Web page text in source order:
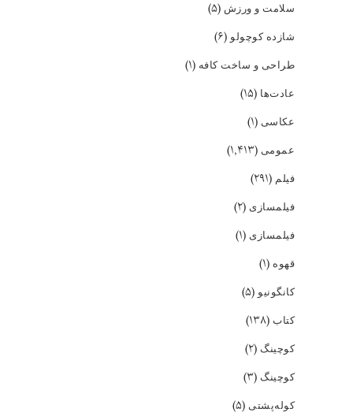
سلامت و ورزش (۵)
شازده کوچولو(۶)
طراحی و ساخت کافه (۱)
عادت‌ها (۱۵)
عکاسی (۱)
عمومی (۱,۴۱۳)
فیلم (۲۹۱)
فیلمسازی (۲)
فیلمسازی (۱)
قهوه (۱)
کانگونیو(۵)
کتاب (۱۳۸)
کوچینگ (۲)
کوچینگ (۳)
کوله‌پشتی (۵)